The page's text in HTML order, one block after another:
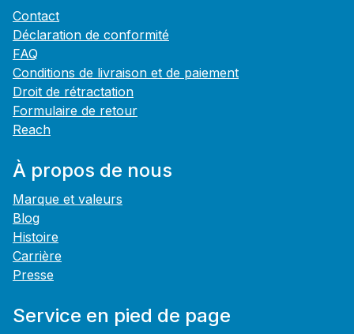
Contact
Déclaration de conformité
FAQ
Conditions de livraison et de paiement
Droit de rétractation
Formulaire de retour
Reach
À propos de nous
Marque et valeurs
Blog
Histoire
Carrière
Presse
Service en pied de page